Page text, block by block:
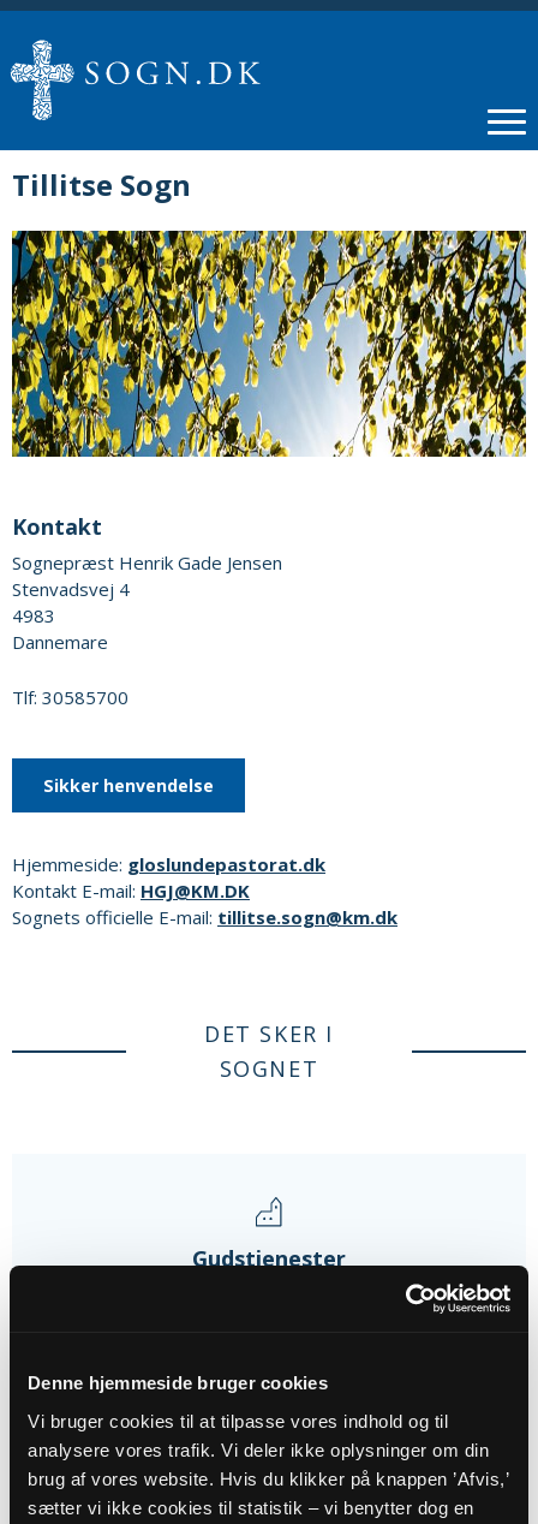
Denne hjemmeside bruger cookies
Vi bruger cookies til at tilpasse vores indhold og til
analysere vores trafik. Vi deler ikke oplysninger om din
brug af vores website. Hvis du klikker på knappen ’Afvis,’
sætter vi ikke cookies til statistik – vi benytter dog en
Tillitse Sogn
Kontakt
Sognepræst Henrik Gade Jensen
Stenvadsvej 4
4983
Dannemare
Tlf: 30585700
Sikker henvendelse
Hjemmeside: gloslundepastorat.dk
Kontakt E-mail: HGJ@KM.DK
Sognets officielle E-mail: tillitse.sogn@km.dk
DET SKER I
SOGNET
Gudstjenester
AUG
Friluftsgudstj.
Maglehøj strand, kl. 19:00
Henrik Gade Jensen